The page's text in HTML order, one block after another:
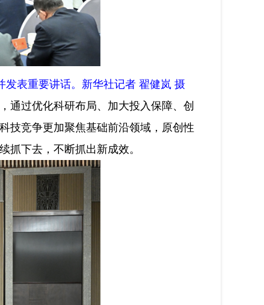
发表重要讲话。新华社记者 翟健岚 摄
过优化科研布局、加大投入保障、创
技竞争更加聚焦基础前沿领域，原创性
抓下去，不断抓出新成效。